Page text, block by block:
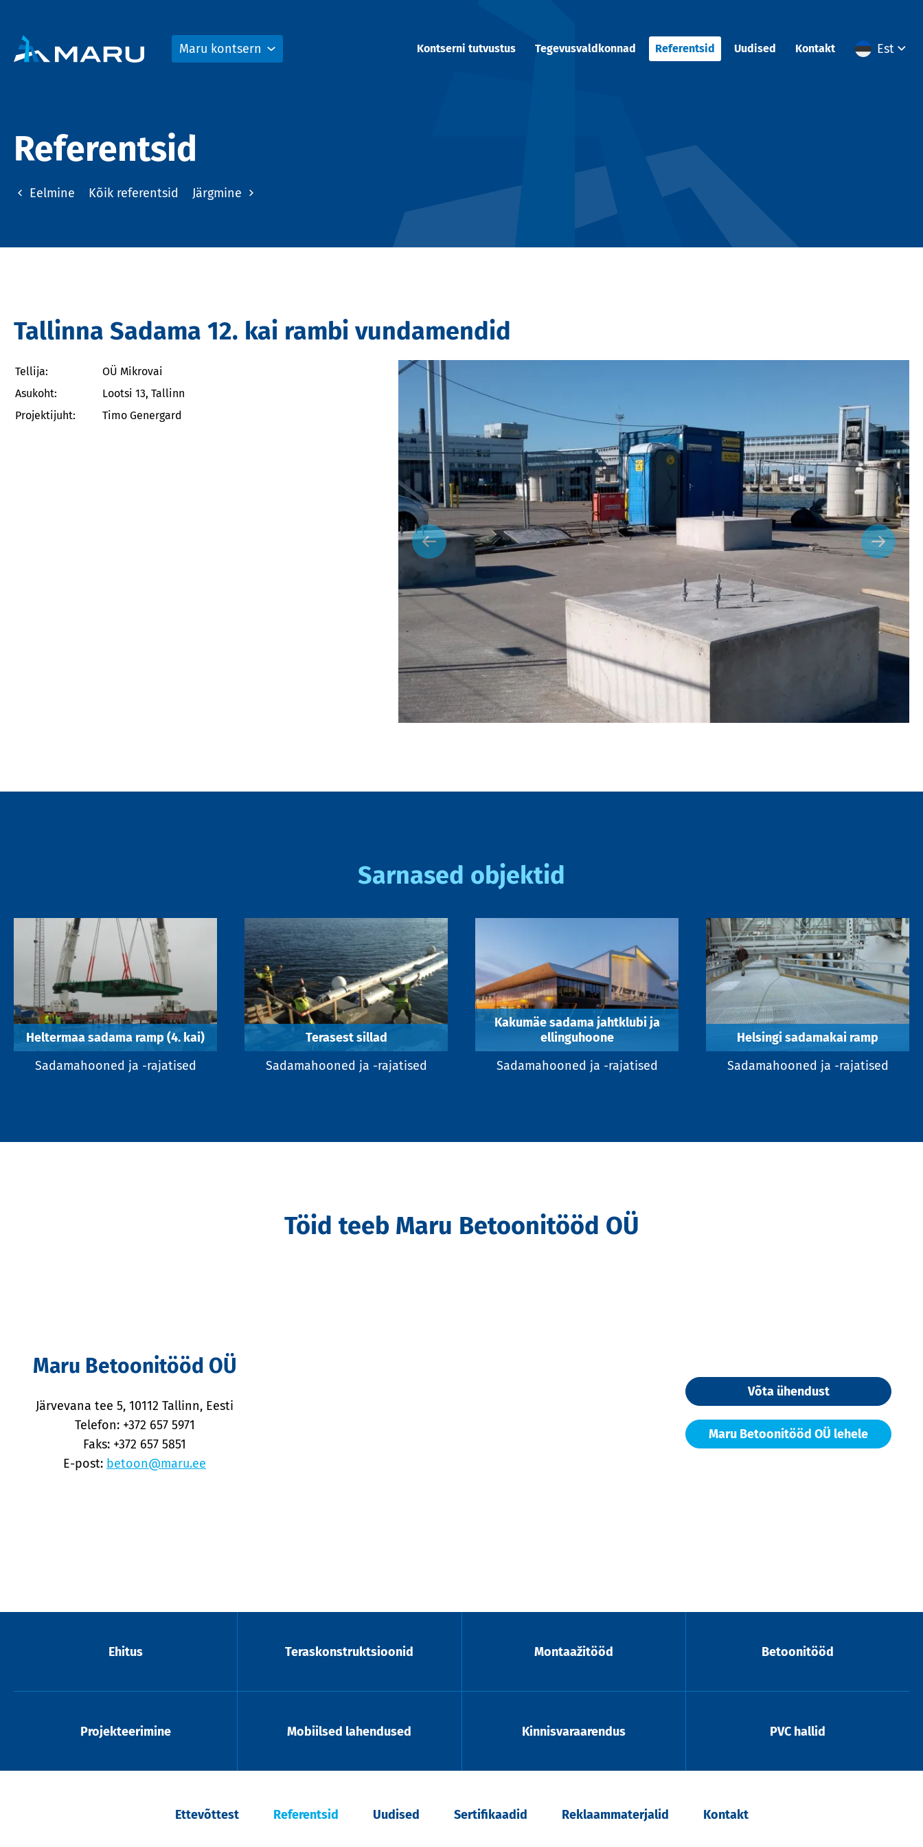
Maru kontsern Kontserni tutvustus Tegevusvaldkonnad Referentsid Uudised Kontakt Est
Referentsid
Eelmine Kõik referentsid Järgmine
Tallinna Sadama 12. kai rambi vundamendid
Tellija:
OÜ Mikrovai
Asukoht:
Lootsi 13, Tallinn
Projektijuht:
Timo Genergard
Sarnased objektid
Heltermaa sadama ramp (4. kai)
Sadamahooned ja -rajatised
Terasest sillad
Sadamahooned ja -rajatised
Kakumäe sadama jahtklubi ja
ellinguhoone
Sadamahooned ja -rajatised
Helsingi sadamakai ramp
Sadamahooned ja -rajatised
Töid teeb Maru Betoonitööd OÜ
Maru Betoonitööd OÜ
Järvevana tee 5, 10112 Tallinn, Eesti
Telefon: +372 657 5971
Faks: +372 657 5851
E-post: betoon@maru.ee
Võta ühendust
Maru Betoonitööd OÜ lehele
Ehitus Teraskonstruktsioonid Montaažitööd Betoonitööd
Projekteerimine Mobiilsed lahendused Kinnisvaraarendus PVC hallid
Ettevõttest Referentsid Uudised Sertifikaadid Reklaammaterjalid Kontakt